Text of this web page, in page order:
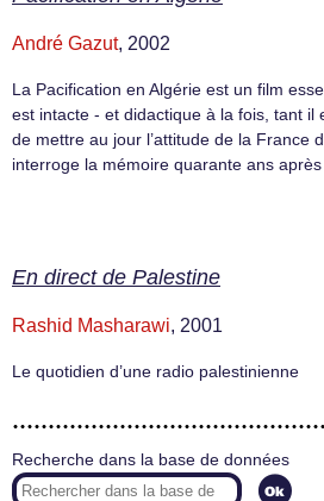
André Gazut, 2002
La Pacification en Algérie est un film
est intacte - et didactique à la fois, tant il
de mettre au jour l’attitude de la France
interroge la mémoire quarante ans
En direct de Palestine
Rashid Masharawi, 2001
Le quotidien d’une radio palestinienne
Recherche dans la base de données